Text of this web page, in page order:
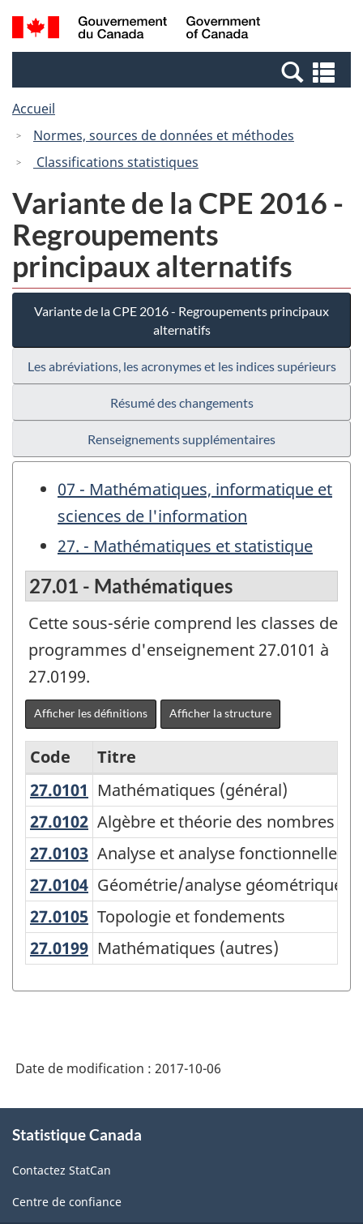
Passer
au
Passer
à
Canada
Recherche
et
et
Accueil
Normes, sources de données et méthodes
Classifications statistiques
Variante de la CPE 2016 -
Regroupements
principaux alternatifs
Variante de la CPE 2016 - Regroupements principaux
alternatifs
Les abréviations, les acronymes et les indices supérieurs
Résumé des changements
Renseignements supplémentaires
07 - Mathématiques, informatique et
sciences de l'information
27. - Mathématiques et statistique
27.01 - Mathématiques
Cette sous-série comprend les classes de
programmes d'enseignement 27.0101 à
27.0199.
Afficher les définitions Afficher la structure
Variante
de
la
CPE
2016
-
Regroupements
Structure
la
classification
Code
Titre
27.0101 Mathématiques (général)
Mathématiques (général)
27.0102 Algèbre et théorie des nombres
Algèbre et théorie des nombres
27.0103 Analyse et analyse fonctionnelle
Analyse et analyse fonctionnelle
27.0104 Géométrie/analyse géométrique
Géométrie/analyse géométrique
27.0105 Topologie et fondements
Topologie et fondements
27.0199 Mathématiques (autres)
Mathématiques (autres)
Date de modification : 2017-10-06
propos
ce
site
Statistique Canada
Contactez StatCan
Centre de confiance